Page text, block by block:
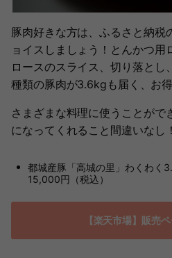
豚肉好きな方は、ふるさと納税
ョイスしましょう！とんかつ用
ロースのスライス、切り落とし
種類の豚肉が3.6kgも届く、お得
さまざまな料理に使うことがで
になってくれること間違いなし！
都城産豚「高城の里」わくわく
15,000円（税込）
【楽天市場】販売